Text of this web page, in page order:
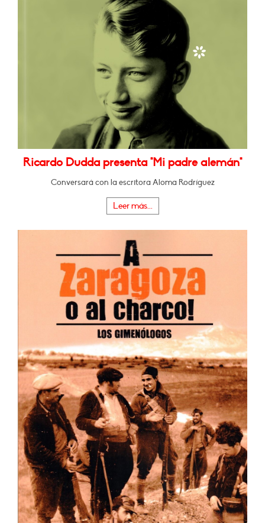
Ricardo Dudda presenta "Mi padre alemán"
Conversará con la escritora Aloma Rodríguez
Leer más...